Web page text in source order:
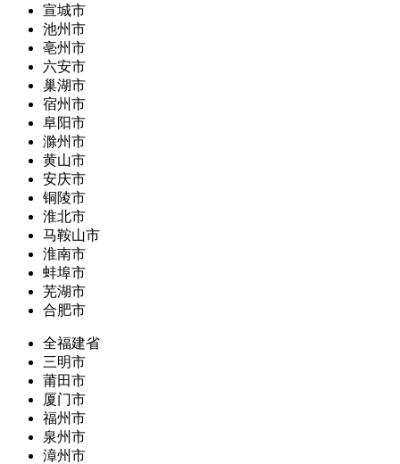
宣城市
池州市
亳州市
六安市
巢湖市
宿州市
阜阳市
滁州市
黄山市
安庆市
铜陵市
淮北市
马鞍山市
淮南市
蚌埠市
芜湖市
合肥市
全福建省
三明市
莆田市
厦门市
福州市
泉州市
漳州市